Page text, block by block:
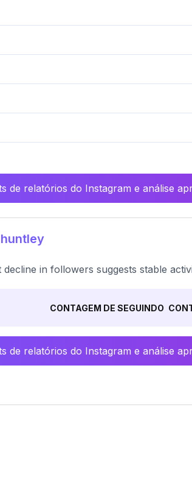
de relatórios do Instagram e análise
in followers suggests stable
CONTAGEM DE SEGUINDO
de relatórios do Instagram e análise